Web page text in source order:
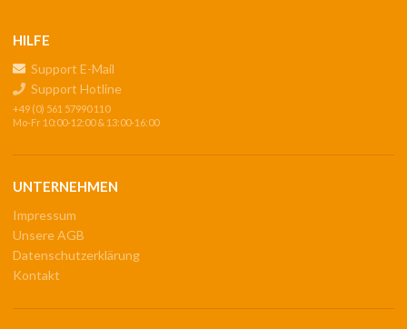
HILFE
Support E-Mail
Support Hotline
+49 (0) 561 57990 110
Mo-Fr 10:00-12:00 & 13:00-16:00
UNTERNEHMEN
Impressum
Unsere AGB
Datenschutzerklärung
Kontakt